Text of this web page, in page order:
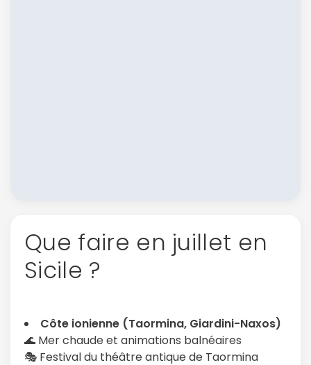
Que faire en juillet en
Sicile ?
Côte ionienne (Taormina, Giardini-Naxos)
🌊 Mer chaude et animations balnéaires
🎭 Festival du théâtre antique de Taormina